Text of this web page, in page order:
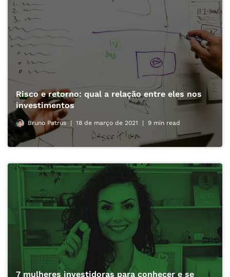
Risco e retorno: qual a relação entre eles nos
investimentos
Bruno Patrus 18 de março de 2021 9 min read
7 mulheres investidoras para conhecer e se